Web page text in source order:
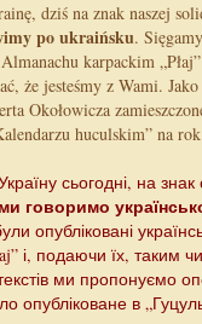
dziś na znak naszej
po ukraińsku.
karpackim
że jesteśmy z Wami.
Okołowicza
huculskim” na
сьогодні, на знак
говоримо
опубліковані
і, подаючи їх, таким
ми пропонуємо
в